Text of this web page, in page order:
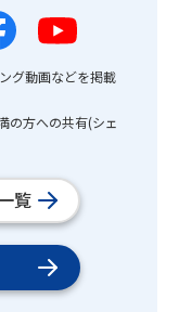
グ動画などを掲載
の方への共有(シェ
覧